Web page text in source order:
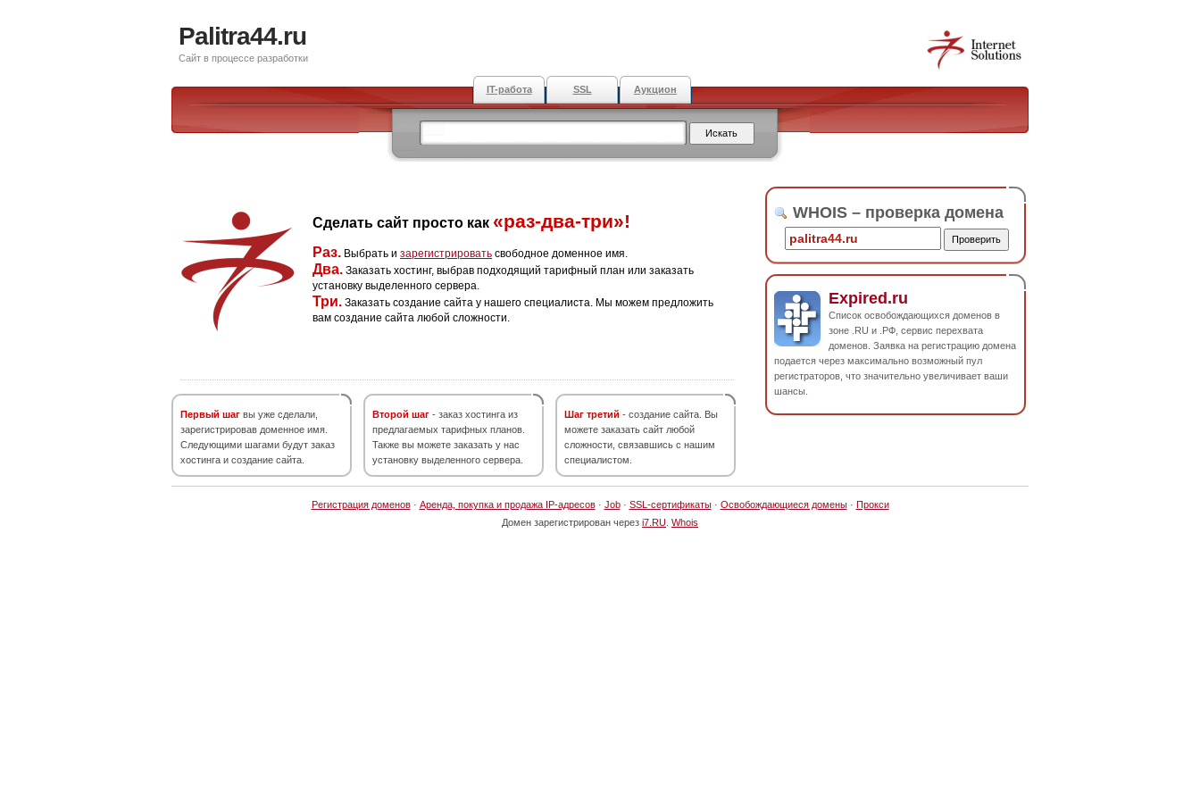
Palitra44.ru
Сайт в процессе разработки
IT-работа SSL Аукцион
Сделать сайт просто как «раз-два-три»!
Раз. Выбрать и зарегистрировать свободное доменное имя.
Два. Заказать хостинг, выбрав подходящий тарифный план или заказать
установку выделенного сервера.
Три. Заказать создание сайта у нашего специалиста. Мы можем предложить
вам создание сайта любой сложности.
Первый шаг вы уже сделали,
зарегистрировав доменное имя.
Следующими шагами будут заказ
хостинга и создание сайта.
Второй шаг - заказ хостинга из
предлагаемых тарифных планов.
Также вы можете заказать у нас
установку выделенного сервера.
Шаг третий - создание сайта. Вы
можете заказать сайт любой
сложности, связавшись с нашим
специалистом.
WHOIS – проверка домена
Expired.ru
Список освобождающихся доменов в
зоне .RU и .РФ, сервис перехвата
доменов. Заявка на регистрацию домена
подается через максимально возможный пул
регистраторов, что значительно увеличивает ваши
шансы.
Регистрация доменов· Аренда, покупка и продажа IP-адресов· Job· SSL-сертификаты· Освобождающиеся домены· Прокси
Домен зарегистрирован через i7.RU Whois